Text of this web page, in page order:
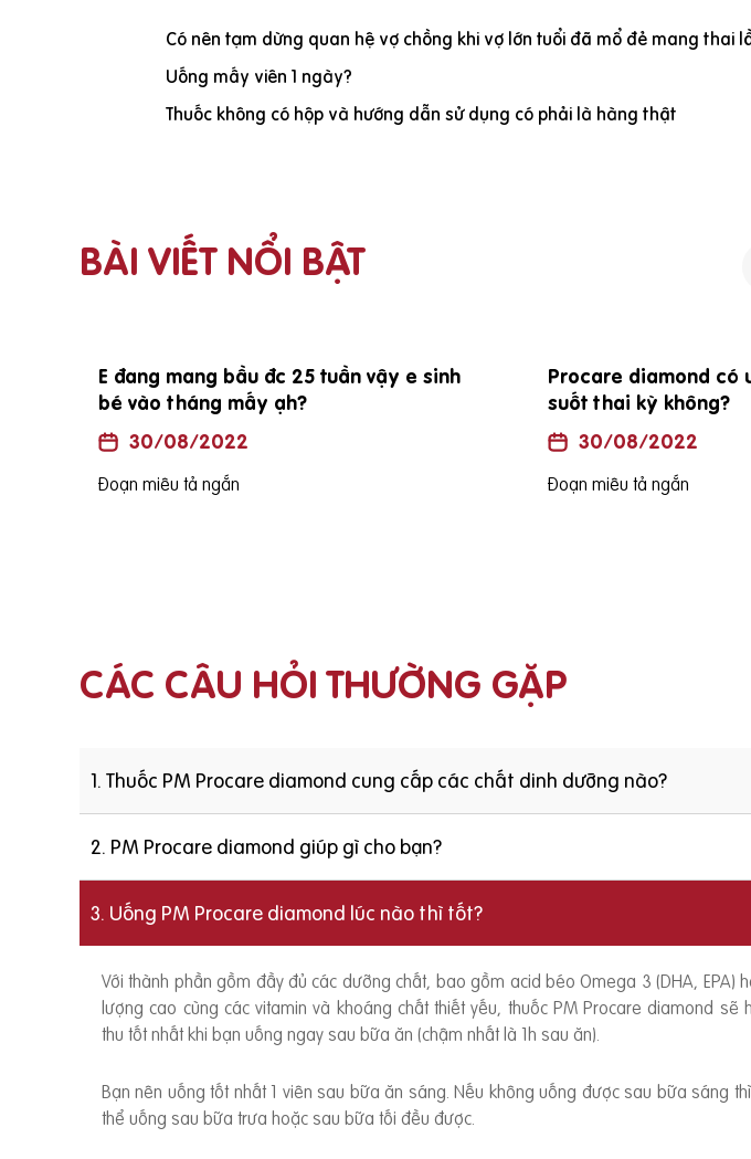
Có nên tạm dừng quan hệ vợ chồng khi vợ lớn tuổi đã mổ đẻ mang thai
Uống mấy viên 1 ngày?
Thuốc không có hộp và hướng dẫn sử dụng có phải là hàng thật
BÀI VIẾT NỔI BẬT
E đang mang bầu đc 25 tuần vậy e sinh
bé vào tháng mấy ạh?
30/08/2022
Đoạn miêu tả ngắn
Procare diamond có
suốt thai kỳ không?
30/08/2022
Đoạn miêu tả ngắn
CÁC CÂU HỎI THƯỜNG GẶP
1. Thuốc PM Procare diamond cung cấp các chất dinh dưỡng nào?
2. PM Procare diamond giúp gì cho bạn?
3. Uống PM Procare diamond lúc nào thì tốt?
Với thành phần gồm đầy đủ các dưỡng chất, bao gồm acid béo Omega 3 (DHA, EPA)
lượng cao cùng các vitamin và khoáng chất thiết yếu, thuốc PM Procare diamond sẽ
thu tốt nhất khi bạn uống ngay sau bữa ăn (chậm nhất là 1h sau ăn).
Bạn nên uống tốt nhất 1 viên sau bữa ăn sáng. Nếu không uống được sau bữa sáng
thể uống sau bữa trưa hoặc sau bữa tối đều được.